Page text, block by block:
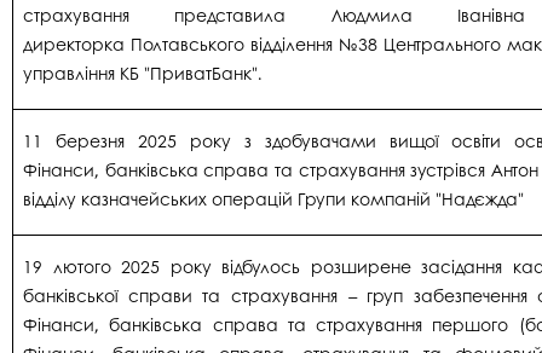
страхування представила Людмила
директорка Полтавського відділення №38 Центрального
управління КБ "ПриватБанк".
11 березня 2025 року з здобувачами вищої освіти
Фінанси, банківська справа та страхування зустрівся
відділу казначейських операцій Групи компаній "Надєжда"
19 лютого 2025 року відбулось розширене засідання
банківської справи та страхування – груп забезпечення
Фінанси, банківська справа та страхування першого